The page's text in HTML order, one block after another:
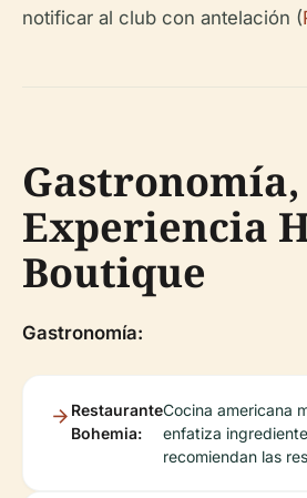
notificar al club con antelación (
Gastronomía,
Experiencia
Boutique
Gastronomía:
Restaurante
Bohemia:
Cocina americana
enfatiza
recomiendan las